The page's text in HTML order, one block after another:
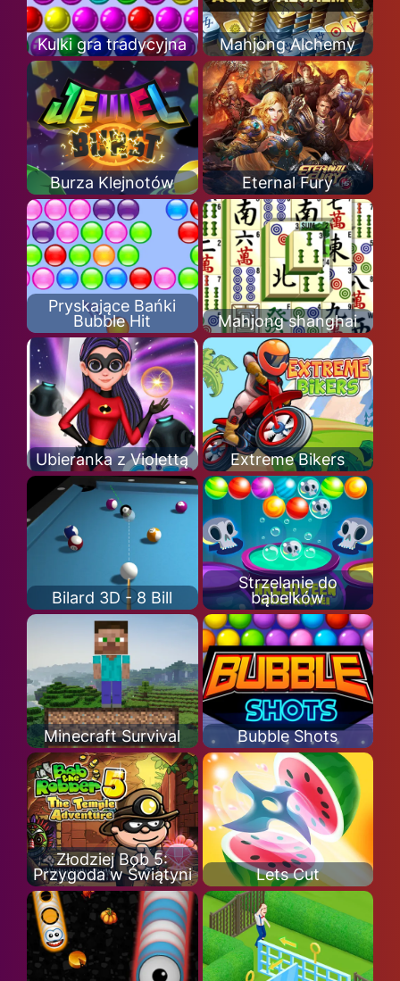
Kulki gra tradycyjna Mahjong Alchemy
Burza Klejnotów Eternal Fury
Pryskające Bańki
Bubble Hit
Mahjong shanghai
Ubieranka z Violettą Extreme Bikers
Bilard 3D - 8 Bill
Strzelanie do
bąbelków
Minecraft Survival Bubble Shots
Złodziej Bob 5:
Przygoda w Świątyni
Lets Cut